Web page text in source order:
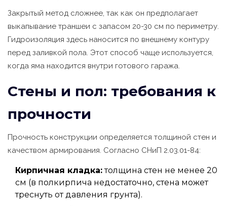
Закрытый метод сложнее, так как он предполагает
выкапывание траншеи с запасом 20-30 см по периметру.
Гидроизоляция здесь наносится по внешнему контуру
перед заливкой пола. Этот способ чаще используется,
когда яма находится внутри готового гаража.
Стены и пол: требования к
прочности
Прочность конструкции определяется толщиной стен и
качеством армирования. Согласно СНиП 2.03.01-84:
Кирпичная кладка:толщина стен не менее 20
см (в полкирпича недостаточно, стена может
треснуть от давления грунта).